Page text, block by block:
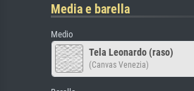
Media e barella
Medio
Tela Leonardo (raso)
(Canvas Venezia)